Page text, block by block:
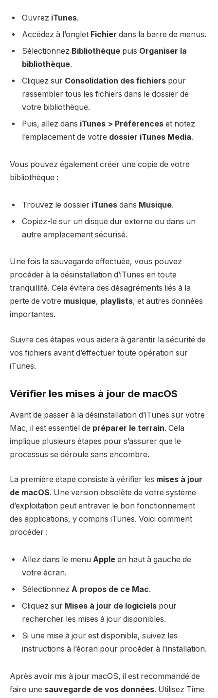
Ouvrez iTunes.
Accédez à l’onglet Fichier dans la barre de menus.
Sélectionnez Bibliothèque puis Organiser la
bibliothèque.
Cliquez sur Consolidation des fichiers pour
rassembler tous les fichiers dans le dossier de
votre bibliothèque.
Puis, allez dans iTunes > Préférences et notez
l’emplacement de votre dossier iTunes Media.
Vous pouvez également créer une copie de votre
bibliothèque :
Trouvez le dossier iTunes dans Musique.
Copiez-le sur un disque dur externe ou dans un
autre emplacement sécurisé.
Une fois la sauvegarde effectuée, vous pouvez
procéder à la désinstallation d’iTunes en toute
tranquillité. Cela évitera des désagréments liés à la
perte de votre musique, playlists, et autres données
importantes.
Suivre ces étapes vous aidera à garantir la sécurité de
vos fichiers avant d’effectuer toute opération sur
iTunes.
Vérifier les mises à jour de macOS
Avant de passer à la désinstallation d’iTunes sur votre
Mac, il est essentiel de préparer le terrain. Cela
implique plusieurs étapes pour s’assurer que le
processus se déroule sans encombre.
La première étape consiste à vérifier les mises à jour
de macOS. Une version obsolète de votre système
d’exploitation peut entraver le bon fonctionnement
des applications, y compris iTunes. Voici comment
procéder :
Allez dans le menu Apple en haut à gauche de
votre écran.
Sélectionnez À propos de ce Mac.
Cliquez sur Mises à jour de logiciels pour
rechercher les mises à jour disponibles.
Si une mise à jour est disponible, suivez les
instructions à l’écran pour procéder à l’installation.
Après avoir mis à jour macOS, il est recommandé de
faire une sauvegarde de vos données. Utilisez Time